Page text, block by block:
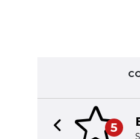
5
Previous slide